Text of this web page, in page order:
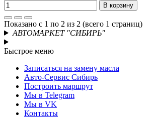
В корзину
Показано с 1 по 2 из 2 (всего 1 страниц)
АВТОМАРКЕТ "СИБИРЬ"
Быстрое меню
Записаться на замену масла
Авто-Сервис Сибирь
Построить маршрут
Мы в Telegram
Мы в VK
Контакты